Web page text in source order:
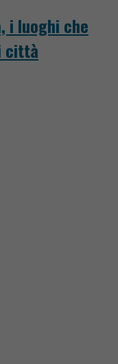
i luoghi che
città